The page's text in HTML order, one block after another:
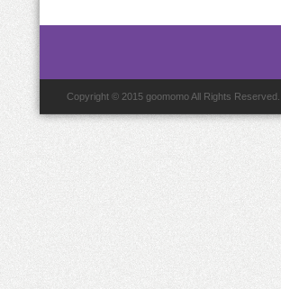
カ
Copyright © 2015 goomomo All Rights Reserved.